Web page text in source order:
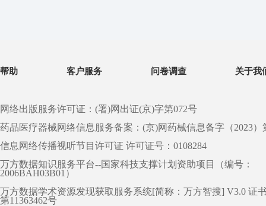
帮助 客户服务 问卷调查 关于我
网络出版服务许可证：(署)网出证(京)字第072号
药品医疗器械网络信息服务备案：(京)网药械信息备字（2023）
信息网络传播视听节目许可证 许可证号：0108284
万方数据知识服务平台--国家科技支撑计划资助项目（编号：
2006BAH03B01）
万方数据学术资源发现获取服务系统[简称：万方智搜] V3.0 证
第11363462号